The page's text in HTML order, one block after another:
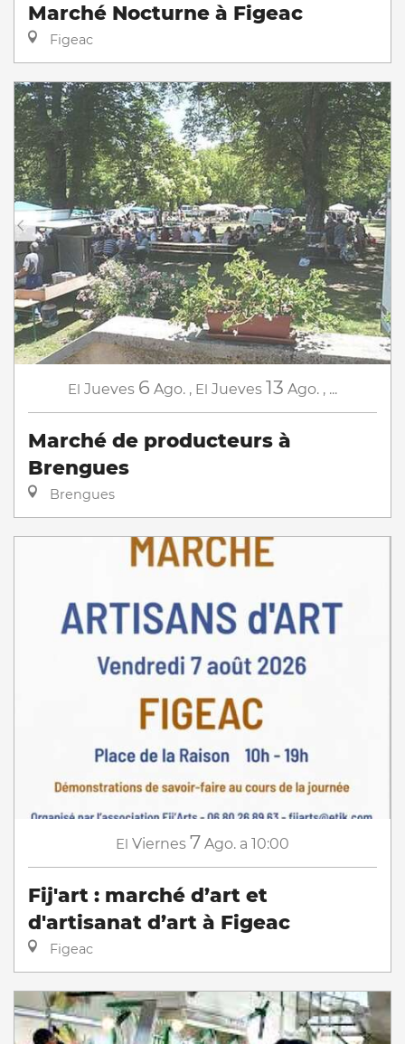
Marché Nocturne à Figeac
Figeac
El Jueves 6 Ago. , El Jueves 13 Ago. , ...
Marché de producteurs à
Brengues
Brengues
El Viernes 7 Ago. a 10:00
Fij'art : marché d’art et
d'artisanat d’art à Figeac
Figeac